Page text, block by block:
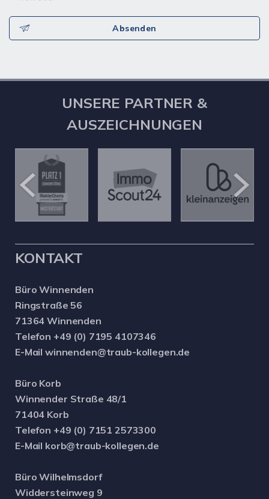
Absenden
UNSERE PARTNER &
AUSZEICHNUNGEN
KONTAKT
Büro Winnenden
Ringstraße 56
71364 Winnenden
Telefon +49 (0) 7195 4107346
E-Mail winnenden@traub-kollegen.de
Büro Korb
Winnender Straße 48/1
71404 Korb
Telefon +49 (0) 7151 2573300
E-Mail korb@traub-kollegen.de
Büro Wilhelmsdorf
Widdersteinweg 9